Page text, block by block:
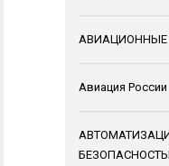
АВИАЦИОННЫЕ
Авиация России